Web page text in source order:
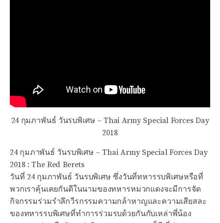
24 กุมภาพันธ์ วันรบพิเศษ – Thai Army Special Forces Day
2018
24 กุมภาพันธ์ วันรบพิเศษ – Thai Army Special Forces Day
2018 : The Red Berets
วันที่ 24 กุมภาพันธ์ วันรบพิเศษ ซึ่งวันที่ทหารรบพิเศษหรือที่
พวกเราคุ้นเคยกันดีในนามของทหารหมวกแดงจะมีการจัด
กิจกรรมร่วมรำลึกวีรกรรมความกล้าหาญและความเสียสละ
ของทหารรบพิเศษที่ทำการร่วมรบด้วยกันกับเหล่าพี่น้อง